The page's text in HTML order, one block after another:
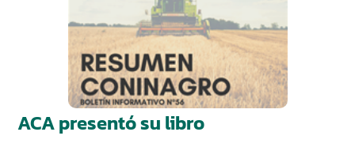
ACA presentó su libro